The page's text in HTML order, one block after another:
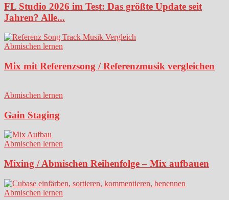
FL Studio 2026 im Test: Das größte Update seit
Jahren? Alle...
Abmischen lernen
Mix mit Referenzsong / Referenzmusik vergleichen
Abmischen lernen
Gain Staging
Abmischen lernen
Mixing / Abmischen Reihenfolge – Mix aufbauen
Abmischen lernen